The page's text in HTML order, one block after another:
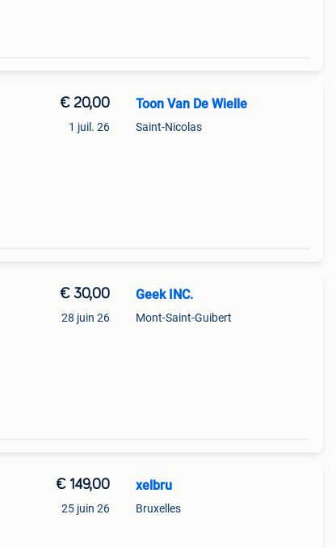
€ 20,00
1 juil. 26
Toon Van De Wielle
Saint-Nicolas
€ 30,00
28 juin 26
Geek INC.
Mont-Saint-Guibert
€ 149,00
25 juin 26
xelbru
Bruxelles